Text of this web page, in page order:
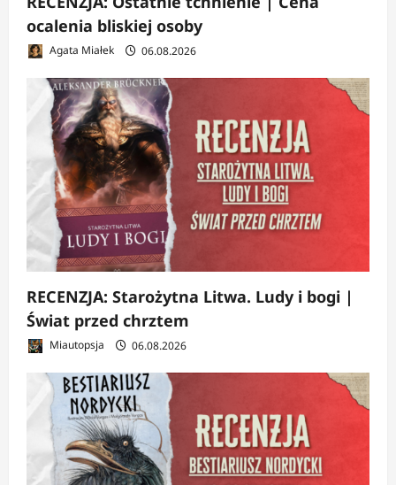
ocalenia bliskiej osoby
Agata Miałek 06.08.2026
RECENZJA: Starożytna Litwa. Ludy i bogi |
Świat przed chrztem
Miautopsja 06.08.2026